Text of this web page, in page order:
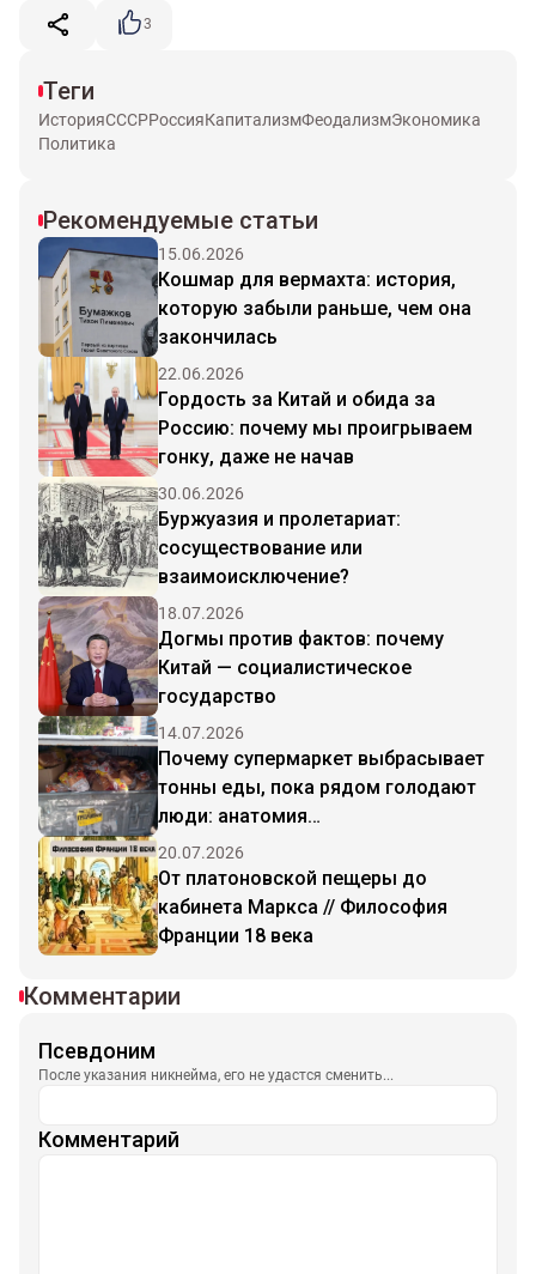
3
Теги
ИсторияСССРРоссияКапитализмФеодализмЭкономика
Политика
Рекомендуемые статьи
15.06.2026
Кошмар для вермахта: история,
которую забыли раньше, чем она
закончилась
22.06.2026
Гордость за Китай и обида за
Россию: почему мы проигрываем
гонку, даже не начав
30.06.2026
Буржуазия и пролетариат:
сосуществование или
взаимоисключение?
18.07.2026
Догмы против фактов: почему
Китай — социалистическое
государство
14.07.2026
Почему супермаркет выбрасывает
тонны еды, пока рядом голодают
люди: анатомия
капиталистического абсурда
20.07.2026
От платоновской пещеры до
кабинета Маркса // Философия
Франции 18 века
Комментарии
Псевдоним
После указания никнейма, его не удастся сменить...
Комментарий